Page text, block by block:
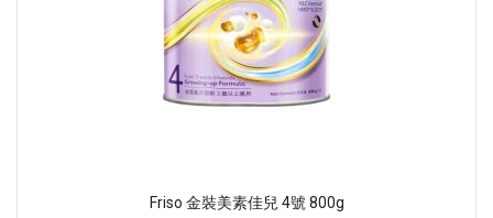
Friso 金裝美素佳兒 4號 800g